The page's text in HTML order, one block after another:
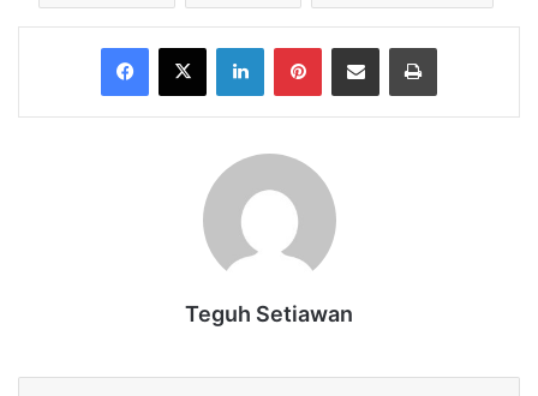
Facebook
X LinkedInPinterestShare via Email Print
Teguh Setiawan